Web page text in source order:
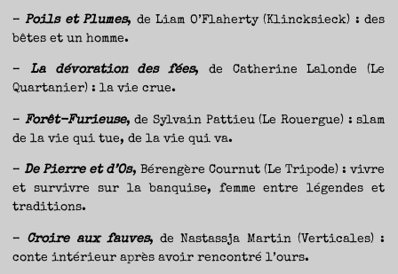
–Poils et Plumes, de Liam O’Flaherty (Klincksieck) : des
bêtes et un homme.
–La dévoration des fées, de Catherine Lalonde (Le
Quartanier) : la vie crue.
–Forêt-Furieuse, de Sylvain Pattieu (Le Rouergue) : slam
de la vie qui tue, de la vie qui va.
– De Pierre et d’Os, Bérengère Cournut (Le Tripode) : vivre
et survivre sur la banquise, femme entre légendes et
traditions.
– Croire aux fauves, de Nastassja Martin (Verticales) :
conte intérieur après avoir rencontré l’ours.